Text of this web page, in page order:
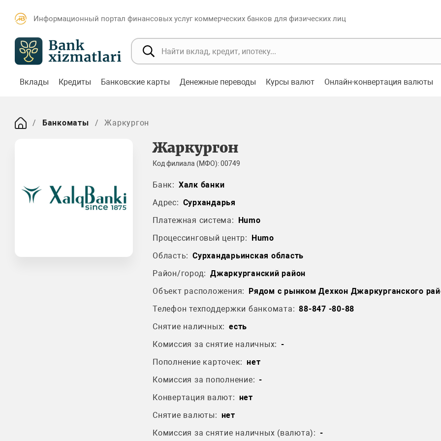
Информационный портал финансовых услуг коммерческих банков для физических лиц
Вклады Кредиты Банковские карты Денежные переводы Курсы валют Онлайн-конвертация валюты
Банкоматы Жаркургон
Жаркургон
Код филиала (МФО): 00749
Банк: Халк банки
Адрес: Сурхандарья
Платежная система: Humo
Процессинговый центр: Humo
Область: Сурхандарьинская область
Район/город: Джаркурганский район
Объект расположения: Рядом с рынком Дехкон Джаркурганского
Телефон техподдержки банкомата: 88-847 -80-88
Снятие наличных: есть
Комиссия за снятие наличных: -
Пополнение карточек: нет
Комиссия за пополнение: -
Конвертация валют: нет
Снятие валюты: нет
Комиссия за снятие наличных (валюта): -